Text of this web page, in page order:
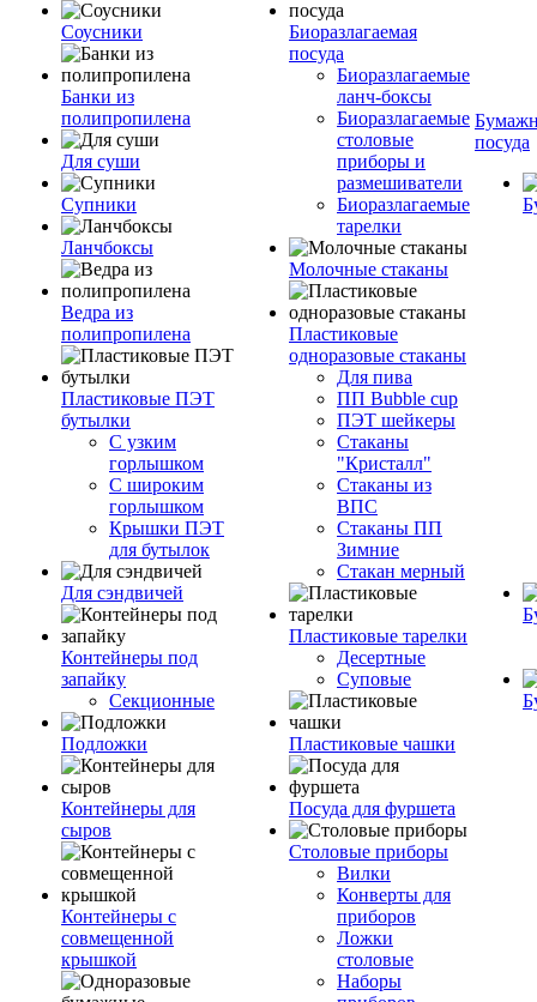
Соусники
Банки из
полипропилена
Для суши
Супники
Ланчбоксы
Ведра из
полипропилена
Пластиковые ПЭТ
бутылки
С узким
горлышком
С широким
горлышком
Крышки ПЭТ
для бутылок
Для сэндвичей
Контейнеры под
запайку
Секционные
Подложки
Контейнеры для
сыров
Контейнеры с
совмещенной
крышкой
Биоразлагаемая
посуда
Биоразлагаемые
ланч-боксы
Биоразлагаемые
столовые
приборы и
размешиватели
Биоразлагаемые
тарелки
Молочные стаканы
Пластиковые
одноразовые стаканы
Для пива
ПП Bubble cup
ПЭТ шейкеры
Стаканы
"Кристалл"
Стаканы из
ВПС
Стаканы ПП
Зимние
Стакан мерный
Пластиковые тарелки
Десертные
Суповые
Пластиковые чашки
Посуда для фуршета
Столовые приборы
Вилки
Конверты для
приборов
Ложки
столовые
Наборы
посуда